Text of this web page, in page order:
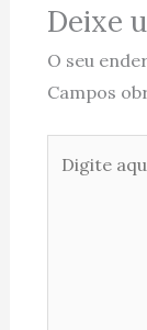
Deixe
O seu
Campos
aqui...